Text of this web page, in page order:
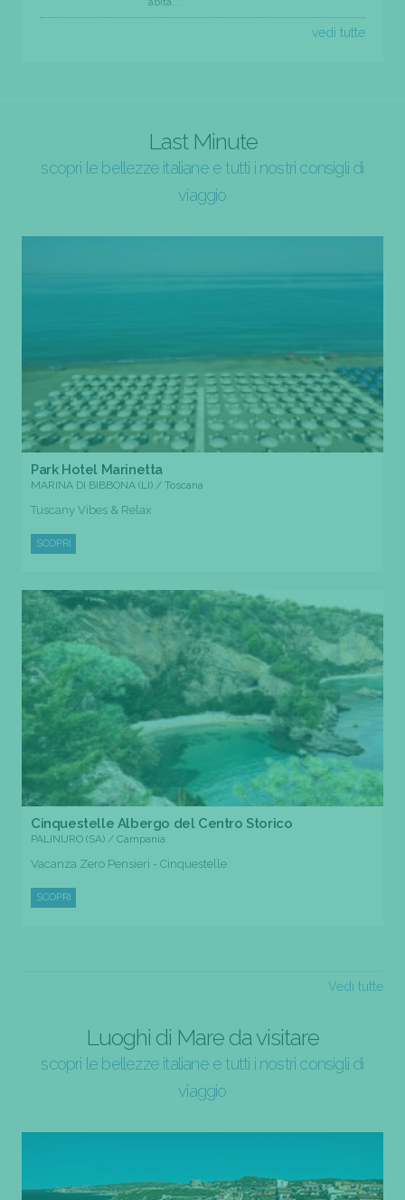
vedi tutte
Last Minute
scopri le bellezze italiane e tutti i nostri consigli di
viaggio
Park Hotel Marinetta
MARINA DI BIBBONA (LI) / Toscana
Tuscany Vibes & Relax
SCOPRI
Cinquestelle Albergo del Centro Storico
PALINURO (SA) / Campania
Vacanza Zero Pensieri - Cinquestelle
SCOPRI
Vedi tutte
Luoghi di Mare da visitare
scopri le bellezze italiane e tutti i nostri consigli di
viaggio